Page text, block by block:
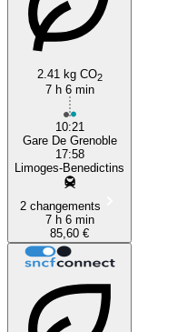
2.41 kg CO2
7 h 6 min
10:21
Gare De Grenoble
17:58
Limoges-Benedictins
2 changements
7 h 6 min
85,60 €